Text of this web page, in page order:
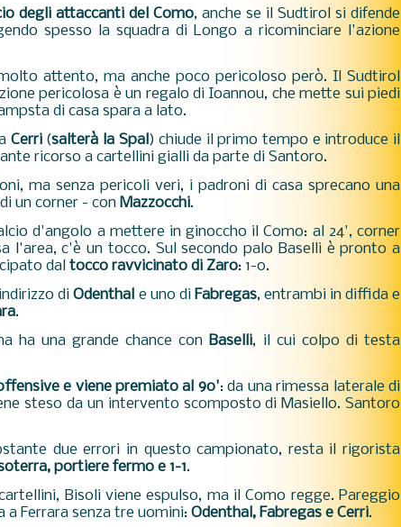
degli attaccanti del Como, anche se il Sudtirol si difende
spesso la squadra di Longo a ricominciare l'azione
attento, ma anche poco pericoloso però. Il Sudtirol
pericolosa è un regalo di Ioannou, che mette sui piedi
di casa spara a lato.
Cerri(salterà la Spal) chiude il primo tempo e introduce il
ricorso a cartellini gialli da parte di Santoro.
ma senza pericoli veri, i padroni di casa sprecano una
un corner - con Mazzocchi.
d'angolo a mettere in ginoccho il Como: al 24', corner
l'area, c'è un tocco. Sul secondo palo Baselli è pronto a
dal tocco ravvicinato di Zaro: 1-0.
diOdenthal e uno di Fabregas, entrambi in diffida e
.
ha una grande chance conBaselli, il cui colpo di testa
e viene premiato al 90': da una rimessa laterale di
steso da un intervento scomposto di Masiello. Santoro
due errori in questo campionato, resta il rigorista
portiere fermo e 1-1.
Bisoli viene espulso, ma il Como regge. Pareggio
Ferrara senza tre uomini: Odenthal, Fabregas e Cerri.